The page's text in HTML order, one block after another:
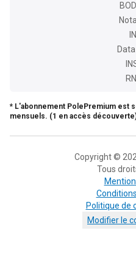
* L'abonnement PolePremium est
mensuels. (1 en accès
Copyright ©
Tous
Politique de
Modifier le